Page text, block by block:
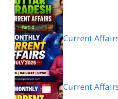
Current
Current